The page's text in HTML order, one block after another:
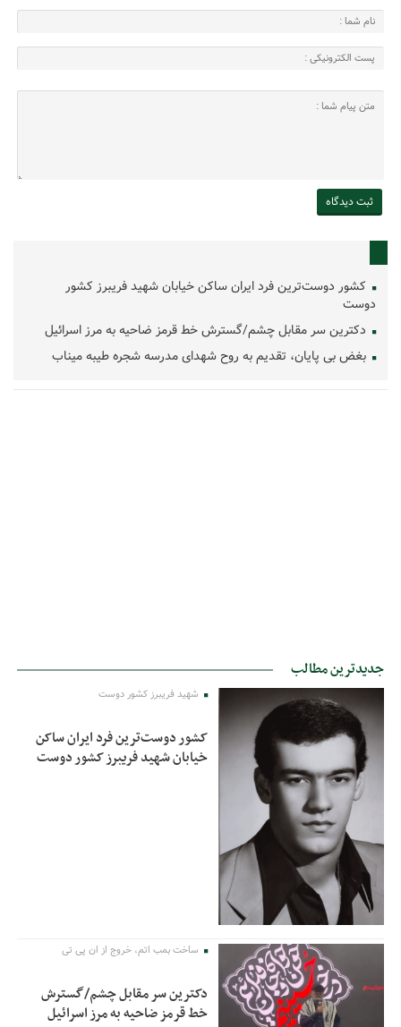
کشور دوست‌ترین فرد ایران ساکن خیابان شهید فریبرز کشور
دوست
دکترین سر مقابل چشم/گسترش خط قرمز ضاحیه به مرز اسرائیل
بغض بی پایان، تقدیم به روح شهدای مدرسه شجره طیبه میناب
جدیدترین مطالب
شهید فریبرز کشور دوست
کشور دوست‌ترین فرد ایران ساکن
خیابان شهید فریبرز کشور دوست
ساخت بمب اتم، خروج از ان پی تی
دکترین سر مقابل چشم/گسترش
خط قرمز ضاحیه به مرز اسرائیل